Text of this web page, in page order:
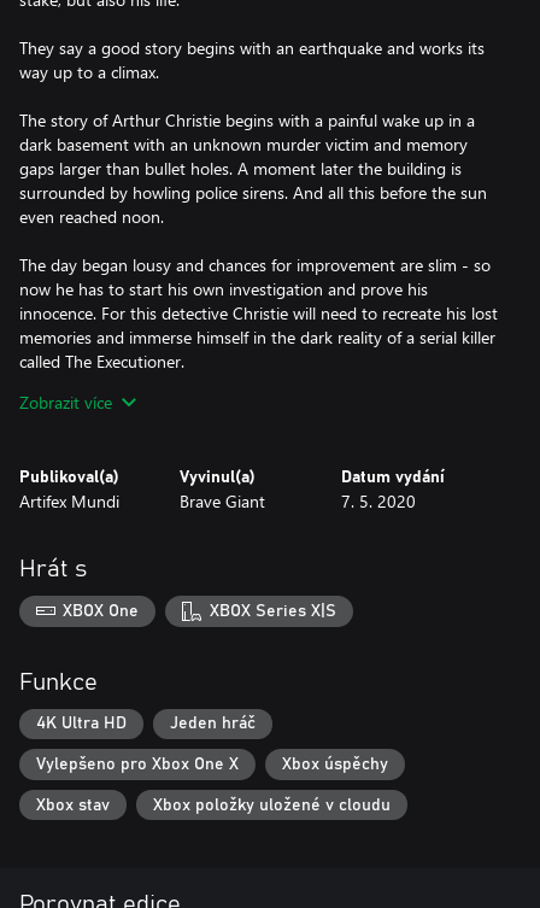
They say a good story begins with an earthquake and works its
way up to a climax.
The story of Arthur Christie begins with a painful wake up in a
dark basement with an unknown murder victim and memory
gaps larger than bullet holes. A moment later the building is
surrounded by howling police sirens. And all this before the sun
even reached noon.
The day began lousy and chances for improvement are slim - so
now he has to start his own investigation and prove his
innocence. For this detective Christie will need to recreate his lost
memories and immerse himself in the dark reality of a serial killer
called The Executioner.
Who can you trust when the police are tailing you and following
behind the Executioner's mask?
Zobrazit více
Publikoval(a)
Artifex Mundi
Vyvinul(a)
Brave Giant
Datum vydání
7. 5. 2020
Hrát s
XBOX One XBOX Series X|S
Funkce
4K Ultra HD Jeden hráč
Vylepšeno pro Xbox One X Xbox úspěchy
Xbox stav Xbox položky uložené v cloudu